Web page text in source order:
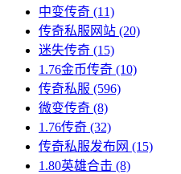
中变传奇 (11)
传奇私服网站 (20)
迷失传奇 (15)
1.76金币传奇 (10)
传奇私服 (596)
微变传奇 (8)
1.76传奇 (32)
传奇私服发布网 (15)
1.80英雄合击 (8)